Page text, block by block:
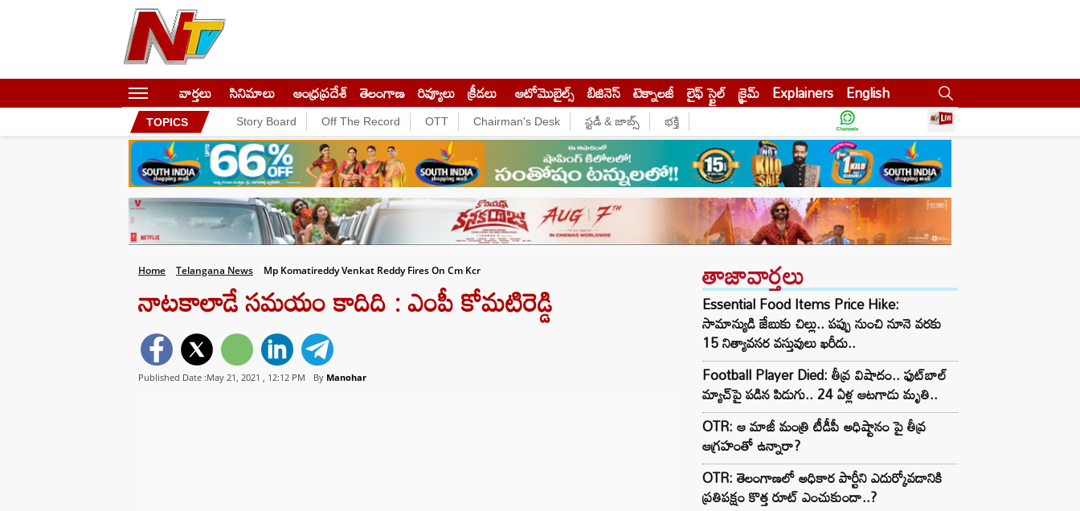
వార్తలు సినిమాలు ఆంధ్రప్రదేశ్ తెలంగాణ రివ్యూలు క్రీడలు ఆటోమొబైల్స్ బిజినెస్‌ టెక్నాలజీ లైఫ్ స్టైల్ క్రైమ్ Explainers English
TOPICS Story Board Off The Record OTT Chairman's Desk స్టడీ & జాబ్స్ భక్తి
Home Telangana News Mp Komatireddy Venkat Reddy Fires On Cm Kcr
నాటకాలాడే సమయం కాదిది : ఎంపీ కోమటిరెడ్డి
Published Date :May 21, 2021 , 12:12 PM By Manohar
తాజావార్తలు
Essential Food Items Price Hike:
సామాన్యుడి జేబుకు చిల్లు.. పప్పు నుంచి నూనె వరకు
15 నిత్యావసర వస్తువులు ఖరీదు..
Football Player Died: తీవ్ర విషాదం.. ఫుట్‌బాల్
మ్యాచ్‌పై పడిన పిడుగు.. 24 ఏళ్ల ఆటగాడు మృతి..
OTR: ఆ మాజీ మంత్రి టీడీపీ అధిష్టానం పై తీవ్ర
ఆగ్రహంతో ఉన్నారా?
OTR: తెలంగాణలో అధికార పార్టీని ఎదుర్కోవడానికి
ప్రతిపక్షం కొత్త రూట్‌ ఎంచుకుందా..?